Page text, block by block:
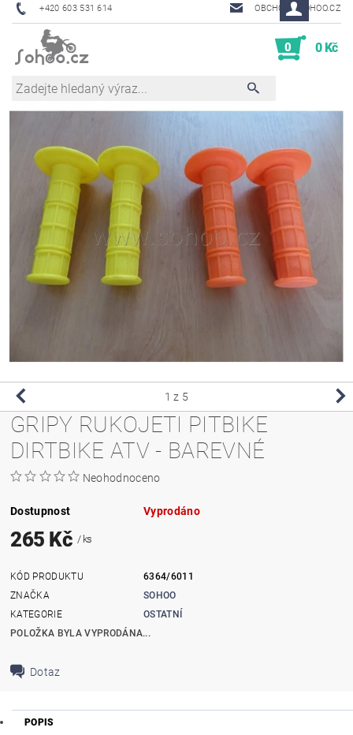
+420 603 531 614 OBCHOD@SOHOO.CZ
0 0 Kč
1 z 5
GRIPY RUKOJETI PITBIKE
DIRTBIKE ATV - BAREVNÉ
Neohodnoceno
Dostupnost Vyprodáno
265 Kč / ks
KÓD PRODUKTU
6364/6011
ZNAČKA
SOHOO
KATEGORIE
OSTATNÍ
POLOŽKA BYLA VYPRODÁNA...
Dotaz
POPIS